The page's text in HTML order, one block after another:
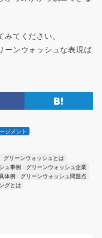
てください。
ーンウォッシュな表現ば
ジメント
グリーンウォッシュとは
ュ事例
グリーンウォッシュ企業
体例
グリーンウォッシュ問題点
グとは